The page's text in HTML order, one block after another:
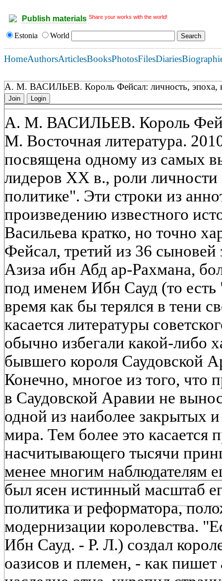
Publish materials Share your works with the world!
Estonia World
HomeAuthorsArticlesBooksPhotosFilesDiaries
А. М. ВАСИЛЬЕВ. Король Фейсал: личность, эпоха,
Join Login
А. М. ВАСИЛЬЕВ. Король
М. Восточная литература.
посвящена одному из самых
лидеров XX в., роли личности
политике". Эти строки из
произведению известного
Васильева кратко, но точно
Фейсал, третий из 36 сыновей
Азиза ибн Абд ар-Рахмана,
под именем Ибн Сауд (то
время как бы терялся в тени
касается литературы
обычно избегали какой-либо
бывшего короля Саудовской
Конечно, многое из того, что
в Саудовской Аравии не
одной из наиболее закрытых
мира. Тем более это касается
насчитывающего тысячи
менее многим наблюдателям
был ясен истинный масштаб
политика и реформатора,
модернизации королевства.
Ибн Сауд. - Р. Л.) создал
оазисов и племен, - как пишет